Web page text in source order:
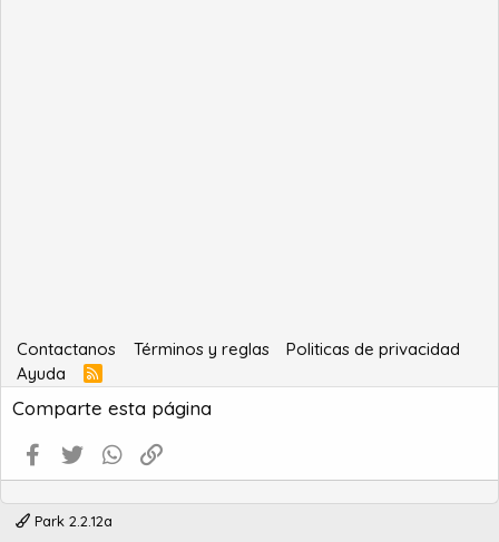
Contactanos Términos y reglas
Politicas de privacidad
Ayuda
R
S
S
Comparte esta página
Facebook
Twitter WhatsApp
Park 2.2.12a